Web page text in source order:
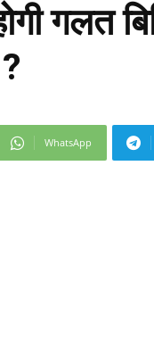
गलत
WhatsApp